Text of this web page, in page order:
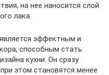
на нее наносится слой
лака.
эффектным и
способным стать
кухни. Он сразу
этом становятся менее